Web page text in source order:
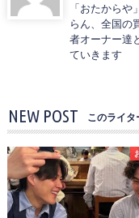
「おたから
らん、全国の
者オーナー達
ていきます
NEW POST このライ